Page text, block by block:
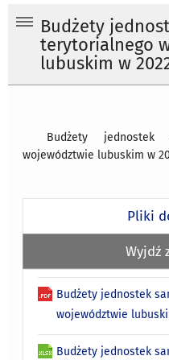
Budżety
terytorialnego
lubuskim w
Budżety jednostek
województwie lubuskim w
Pliki
Wyjdź
Budżety jednostek
województwie
Budżety jednostek